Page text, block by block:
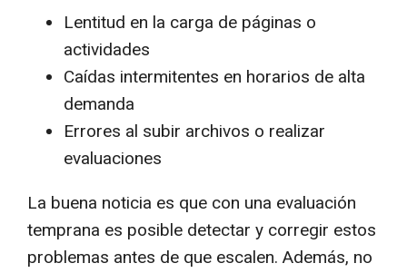
Lentitud en la carga de páginas o
actividades
Caídas intermitentes en horarios de alta
demanda
Errores al subir archivos o realizar
evaluaciones
La buena noticia es que con una evaluación
temprana es posible detectar y corregir estos
problemas antes de que escalen. Además, no